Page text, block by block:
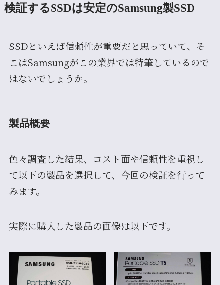
検証するSSDは安定のSamsung製SSD
SSDといえば信頼性が重要だと思っていて、そ
こはSamsungがこの業界では特筆しているので
はないでしょうか。
製品概要
色々調査した結果、コスト面や信頼性を重視し
て以下の製品を選択して、今回の検証を行って
みます。
実際に購入した製品の画像は以下です。